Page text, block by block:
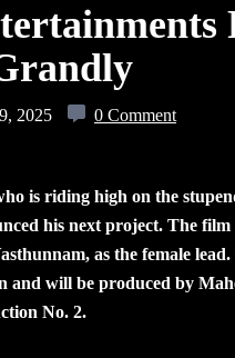
2025 0 Comment
is riding high on the
his next project. The
as the female
and will be produced by
No. 2.